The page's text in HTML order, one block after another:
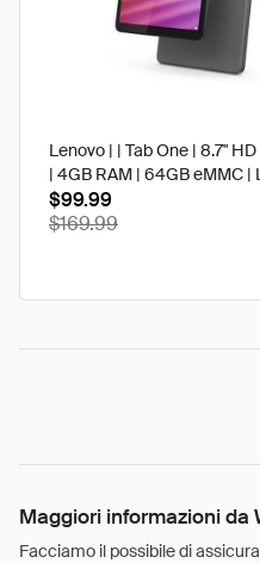
Lenovo | | Tab One | 8.7"
| 4GB RAM | 64GB eMMC |
Grey | Best Buy
$99.99
$169.99
Maggiori informazioni da
Facciamo il possibile di